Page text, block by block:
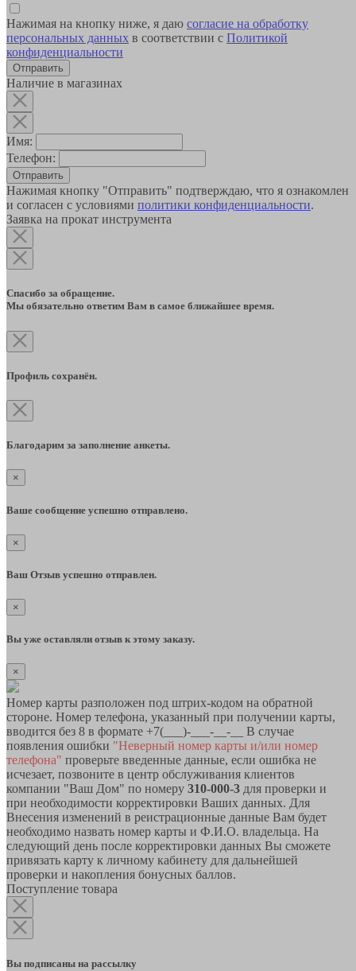
Нажимая на кнопку ниже, я даю согласие на обработку
персональных данных в соответствии с Политикой
конфиденциальности
Наличие в магазинах
Имя:
Телефон:
Отправить
Нажимая кнопку "Отправить" подтверждаю, что я ознакомлен
и согласен с условиями политики конфиденциальности.
Заявка на прокат инструмента
Спасибо за обращение.
Мы обязательно ответим Вам в самое ближайшее время.
Профиль сохранён.
Благодарим за заполнение анкеты.
×
Ваше сообщение успешно отправлено.
×
Ваш Отзыв успешно отправлен.
×
Вы уже оставляли отзыв к этому заказу.
×
Номер карты разположен под штрих-кодом на обратной
стороне. Номер телефона, указанный при получении карты,
вводится без 8 в формате +7(___)-___-__-__ В случае
появления ошибки "Неверный номер карты и/или номер
телефона" проверьте введенные данные, если ошибка не
исчезает, позвоните в центр обслуживания клиентов
компании "Ваш Дом" по номеру 310-000-3 для проверки и
при необходимости корректировки Ваших данных. Для
Внесения изменений в реистрационные данные Вам будет
необходимо назвать номер карты и Ф.И.О. владельца. На
следующий день после корректировки данных Вы сможете
привязать карту к личному кабинету для дальнейшей
проверки и накопления бонусных баллов.
Поступление товара
Вы подписаны на рассылку